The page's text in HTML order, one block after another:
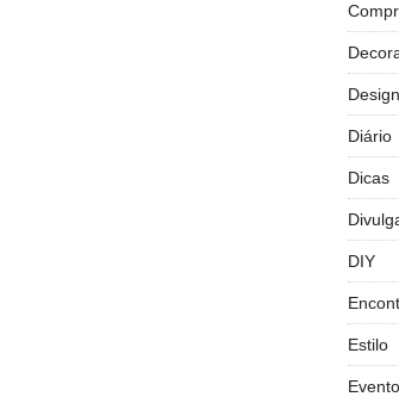
Design
Diário
Dicas
DIY
Estilo